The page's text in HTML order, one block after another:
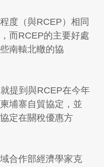
度（與RCEP）相同
而RCEP的主要好處
南轅北轍的協
提到與RCEP在今年
埔寨自貿協定，並
定在關稅優惠方
合作部經濟學家克